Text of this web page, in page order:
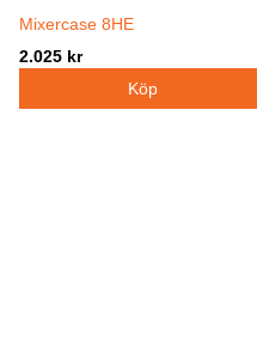
Mixercase 8HE
2.025 kr